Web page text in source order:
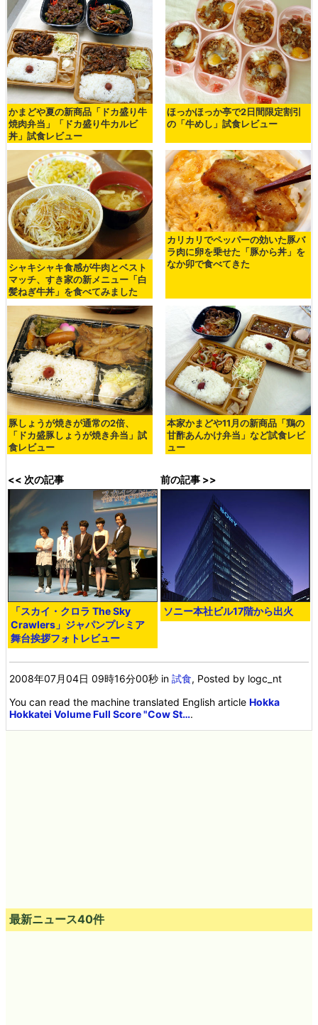
かまどや夏の新商品「ドカ盛り牛
焼肉弁当」「ドカ盛り牛カルビ
丼」試食レビュー
ほっかほっか亭で2日間限定割引
の「牛めし」試食レビュー
シャキシャキ食感が牛肉とベスト
マッチ、すき家の新メニュー「白
髪ねぎ牛丼」を食べてみました
カリカリでペッパーの効いた豚バ
ラ肉に卵を乗せた「豚から丼」を
なか卯で食べてきた
豚しょうが焼きが通常の2倍、
「ドカ盛豚しょうが焼き弁当」試
食レビュー
本家かまどや11月の新商品「鶏の
甘酢あんかけ弁当」など試食レビ
ュー
<< 次の記事
「スカイ・クロラ The Sky
Crawlers」ジャパンプレミア
舞台挨拶フォトレビュー
前の記事 >>
ソニー本社ビル17階から出火
2008年07月04日 09時16分00秒 in試食, Posted by logc_nt
You can read the machine translated English articleHokka
Hokkatei Volume Full Score "Cow St….
最新ニュース40件